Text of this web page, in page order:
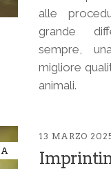
alle
grande
sempre,
migliore
animali.
13 MARZO